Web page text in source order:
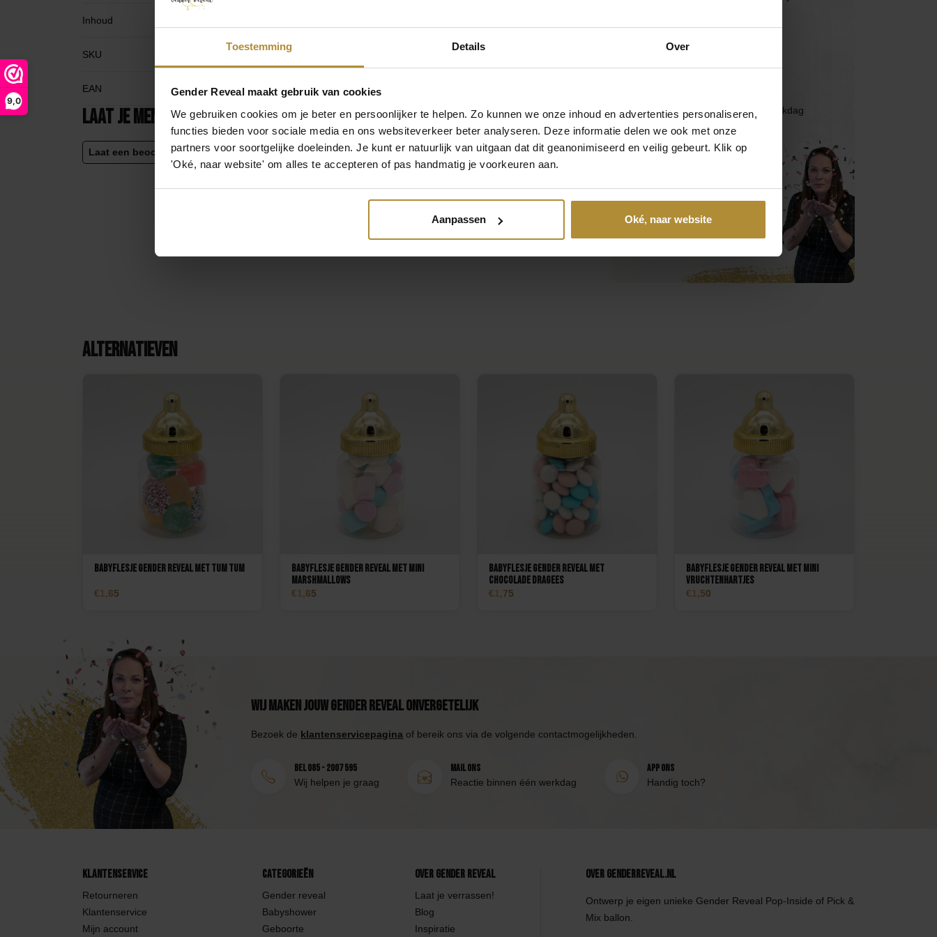
Toestemming Details Over
Gender Reveal maakt gebruik van cookies
We gebruiken cookies om je beter en persoonlijker te helpen. Zo kunnen we onze inhoud en advertenties personaliseren,
functies bieden voor sociale media en ons websiteverkeer beter analyseren. Deze informatie delen we ook met onze
partners voor soortgelijke doeleinden. Je kunt er natuurlijk van uitgaan dat dit geanonimiseerd en veilig gebeurt. Klik op
'Oké, naar website' om alles te accepteren of pas handmatig je voorkeuren aan.
Aanpassen Oké, naar website
9,0
Inhoud
SKU
EAN 6154335458488
Laat je mening achter
Laat een beoordeling achter
Bel 085 - 2007 595
Wij helpen je graag
Reactie binnen één werkdag
Alternatieven
Babyflesje Gender Reveal met Tum tum
1,65
Babyflesje Gender Reveal met mini
marshmallows
1,65
Babyflesje Gender Reveal met
chocolade dragees
1,75
Babyflesje Gender Reveal met mini
vruchtenhartjes
1,50
Wij maken jouw Gender Reveal onvergetelijk
Bezoek de klantenservicepagina of bereik ons via de volgende contactmogelijkheden.
Bel 085 - 2007 595
Wij helpen je graag
Mail ons
Reactie binnen één werkdag
App ons
Handig toch?
Klantenservice
Retourneren
Klantenservice
Mijn account
Categorieën
Gender reveal
Babyshower
Geboorte
Over Gender Reveal
Laat je verrassen!
Blog
Inspiratie
Over GenderReveal.nl
Ontwerp je eigen unieke Gender Reveal Pop-Inside of Pick &
Mix ballon.